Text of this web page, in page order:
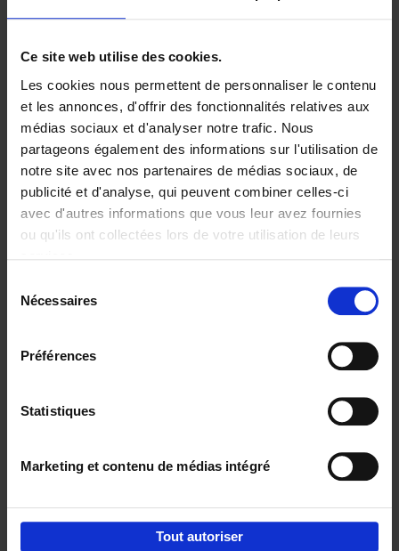
Ce site web utilise des cookies.
Les cookies nous permettent de personnaliser le contenu
et les annonces, d'offrir des fonctionnalités relatives aux
médias sociaux et d'analyser notre trafic. Nous
partageons également des informations sur l'utilisation de
notre site avec nos partenaires de médias sociaux, de
publicité et d'analyse, qui peuvent combiner celles-ci
avec d'autres informations que vous leur avez fournies
ou qu'ils ont collectées lors de votre utilisation de leurs
Nécessaires
Préférences
Statistiques
Marketing et contenu de médias intégré
Tout autoriser
Building Bonds = Building
Business
Jochen Roef Jozefien De Feyter
Carolien Boom
Couverture souple
2025 200
€29,99
Digital marketing like a PRO -
completely revised edition (EN)